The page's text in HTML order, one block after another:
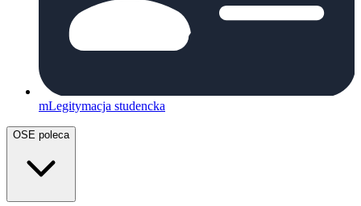
mLegitymacja studencka
OSE poleca